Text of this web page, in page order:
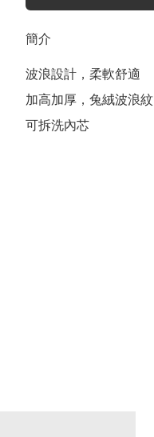
簡介
波浪設計，柔軟舒適
加高加厚，兔絨波浪紋
可拆洗內芯